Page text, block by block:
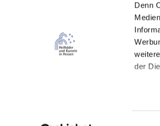
Denn
der
Hessischer Heilbäderverband e.V.
Wilhelmstraße 18